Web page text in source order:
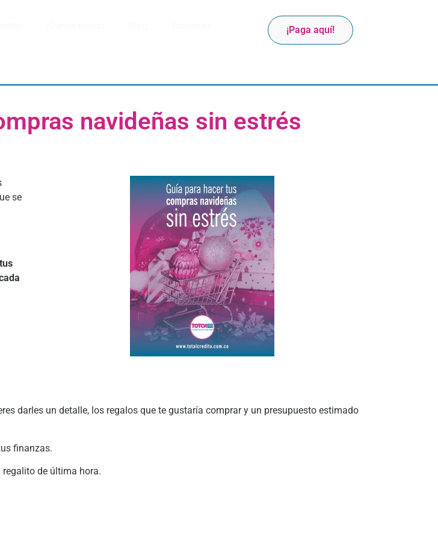
¡Paga aquí!
navideñas sin estrés
se
darles un detalle, los regalos que te gustaría comprar y un presupuesto estimado
finanzas.
de última hora.